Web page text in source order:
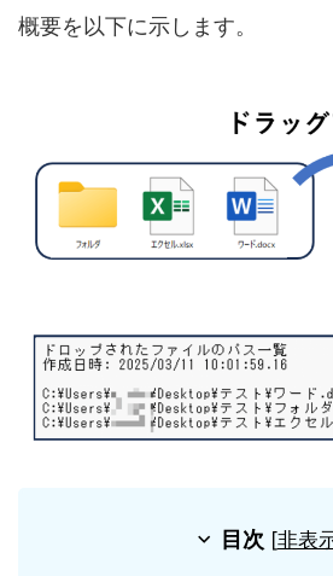
概要を以下に示します。
目次 [非表